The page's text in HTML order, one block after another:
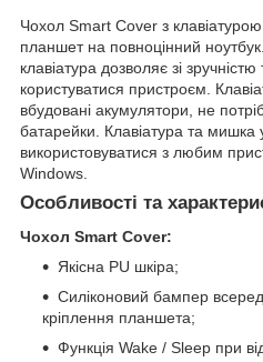
Чохол Smart Cover з
планшет на повноцінний
клавіатура дозволяє зі
користуватися пристроєм.
вбудовані акумулятори, не
батарейки. Клавіатура та мишка
використовуватися з любим
Windows.
Особливості та
Чохол Smart Cover:
Якісна PU шкіра;
Силіконовий бампер
кріплення планшета;
Функція Wake / Sleep при